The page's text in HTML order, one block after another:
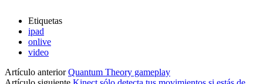
Etiquetas
ipad
onlive
video
Artículo anterior Quantum Theory gameplay